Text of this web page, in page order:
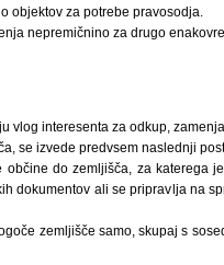
objektov za potrebe pravosodja.
nepremičnino za drugo
vlog interesenta za odkup,
se izvede predvsem naslednji
občine do zemljišča, za katerega
dokumentov ali se pripravlja na
zemljišče samo, skupaj s